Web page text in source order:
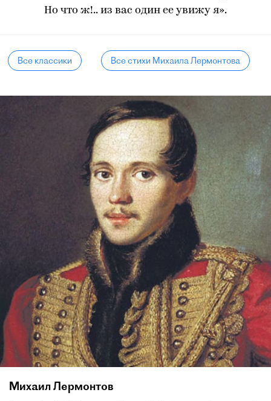
Но что ж!.. из вас один ее увижу я».
Все классики Все стихи Михаила Лермонтова
Михаил Лермонтов